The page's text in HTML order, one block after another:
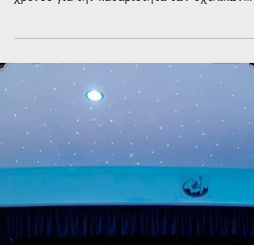
μονάδων κατά το διδακτικό έτος 2026-2027.
αιτήσεις υποβάλλονται έως τις 10 Αυγούστου.